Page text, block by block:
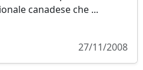
canadese che ...
27/11/2008